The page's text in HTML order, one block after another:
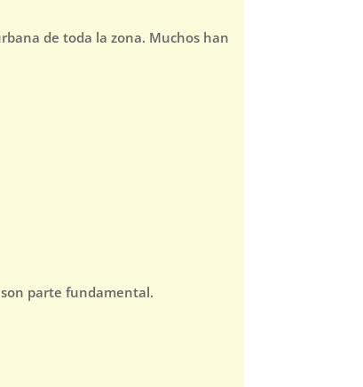
de toda la zona. Muchos han
parte fundamental.